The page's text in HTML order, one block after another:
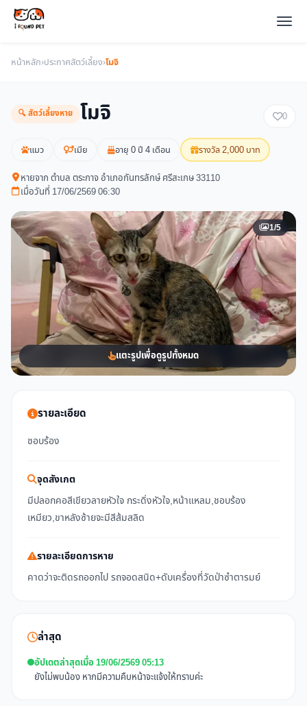
หน้าหลัก›ประกาศสัตว์เลี้ยง›โมจิ
🔍 สัตว์เลี้ยงหาย โมจิ 0
แมว เมีย อายุ 0 ปี 4 เดือน รางวัล 2,000 บาท
หายจาก ตำบล ตระกาจ อำเภอกันทรลักษ์ ศรีสะเกษ 33110
เมื่อวันที่ 17/06/2569 06:30
1/5
แตะรูปเพื่อดูรูปทั้งหมด
รายละเอียด
ชอบร้อง
จุดสังเกต
มีปลอกคอสีเขียวลายหัวใจ กระดิ่งหัวใจ,หน้าแหลม,ชอบร้อง
เหมียว,ขาหลังซ้ายจะมีสีส้มสลิด
รายละเอียดการหาย
คาดว่าจะติดรถออกไป รถจอดสนิด+ดับเครื่องที่วัดป่าซำตารมย์
ล่าสุด
อัปเดตล่าสุดเมื่อ 19/06/2569 05:13
ยังไม่พบน้อง หากมีความคืบหน้าจะแจ้งให้ทราบค่ะ